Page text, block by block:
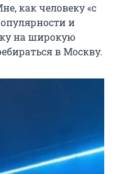
как человеку «с
и
на широкую
в Москву.